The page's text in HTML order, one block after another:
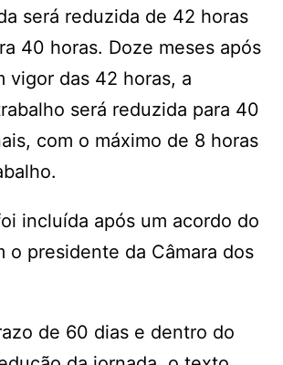
será reduzida de 42 horas
40 horas. Doze meses após
vigor das 42 horas, a
será reduzida para 40
com o máximo de 8 horas
incluída após um acordo do
o presidente da Câmara dos
de 60 dias e dentro do